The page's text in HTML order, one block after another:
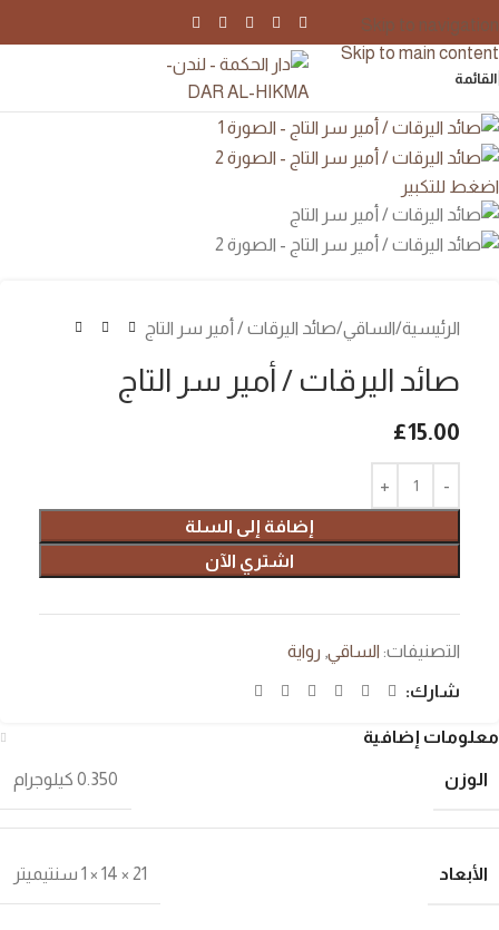
Skip to navigation
Skip to main content
القائمة
اضغط للتكبير
الرئيسية الساقي صائد اليرقات / أمير سر التاج
صائد اليرقات / أمير سر التاج
£15.00
إضافة إلى السلة
اشتري الآن
التصنيفات: الساقي رواية
شارك:
معلومات إضافية
الوزن 0.350 كيلوجرام
الأبعاد 21 × 14 × 1 سنتيميتر